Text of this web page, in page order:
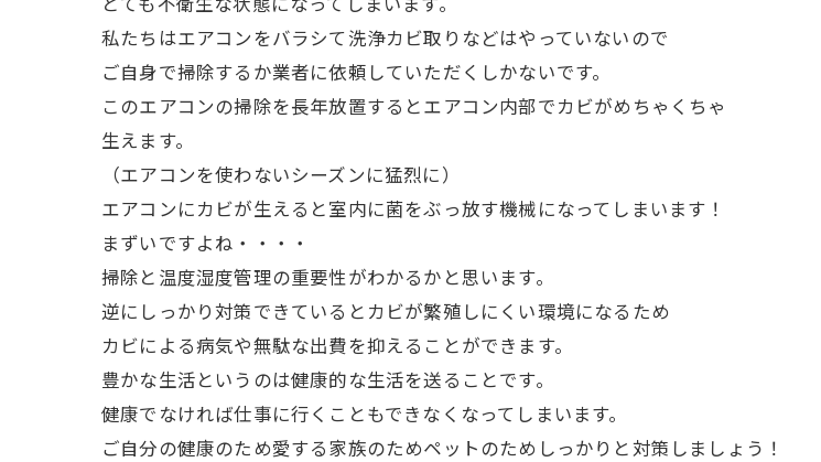
私たちはエアコンをバラシて洗浄カビ取りなどはやっていないので
ご自身で掃除するか業者に依頼していただくしかないです。
このエアコンの掃除を長年放置するとエアコン内部でカビがめちゃくちゃ
生えます。
（エアコンを使わないシーズンに猛烈に）
エアコンにカビが生えると室内に菌をぶっ放す機械になってしまいます！
まずいですよね・・・・
掃除と温度湿度管理の重要性がわかるかと思います。
逆にしっかり対策できているとカビが繁殖しにくい環境になるため
カビによる病気や無駄な出費を抑えることができます。
豊かな生活というのは健康的な生活を送ることです。
健康でなければ仕事に行くこともできなくなってしまいます。
ご自分の健康のため愛する家族のためペットのためしっかりと対策しましょう！